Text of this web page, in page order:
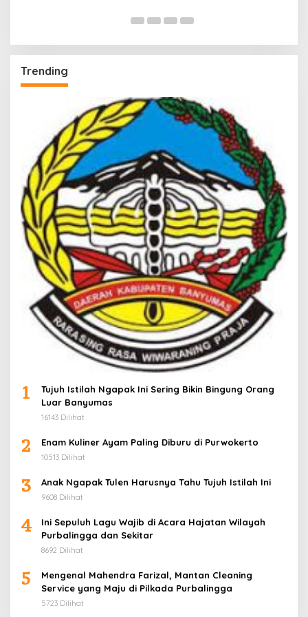
Trending
1
Tujuh Istilah Ngapak Ini Sering Bikin Bingung Orang
Luar Banyumas
16143 Dilihat
2 Enam Kuliner Ayam Paling Diburu di Purwokerto
10513 Dilihat
3 Anak Ngapak Tulen Harusnya Tahu Tujuh Istilah Ini
9608 Dilihat
4
Ini Sepuluh Lagu Wajib di Acara Hajatan Wilayah
Purbalingga dan Sekitar
8692 Dilihat
5
Mengenal Mahendra Farizal, Mantan Cleaning
Service yang Maju di Pilkada Purbalingga
5723 Dilihat